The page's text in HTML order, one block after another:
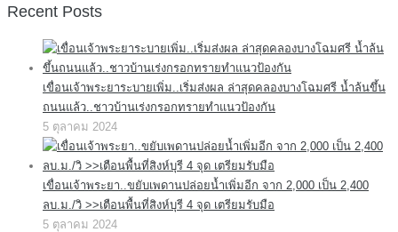
Recent Posts
เขื่อนเจ้าพระยาระบายเพิ่ม..เริ่มส่งผล ล่าสุดคลองบางโฉมศรี น้ำล้นขึ้น
ถนนแล้ว..ชาวบ้านเร่งกรอกทรายทำแนวป้องกัน
5 ตุลาคม 2024
เขื่อนเจ้าพระยา..ขยับเพดานปล่อยน้ำเพิ่มอีก จาก 2,000 เป็น 2,400
ลบ.ม./วิ >>เตือนพื้นที่สิงห์บุรี 4 จุด เตรียมรับมือ
5 ตุลาคม 2024